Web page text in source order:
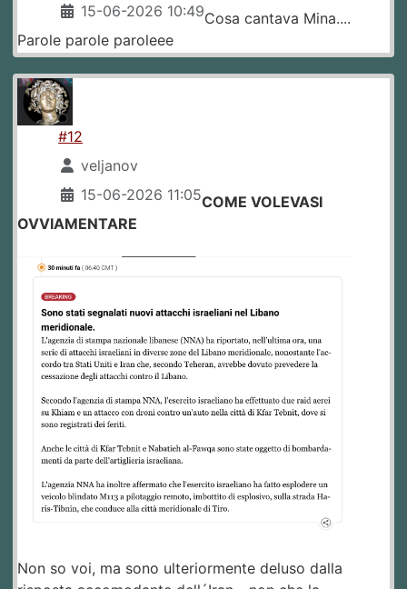
15-06-2026 10:49Cosa cantava Mina....
Parole parole paroleee
#12
veljanov
15-06-2026 11:05COME VOLEVASI
OVVIAMENTARE
Non so voi, ma sono ulteriormente deluso dalla